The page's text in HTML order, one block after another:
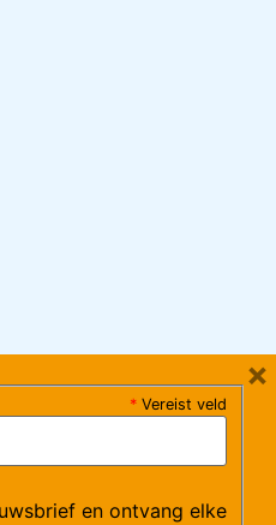
17:15 uur / vrijdag
* Vereist veld
en ontvang elke
×